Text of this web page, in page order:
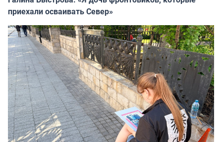
приехали осваивать Север»